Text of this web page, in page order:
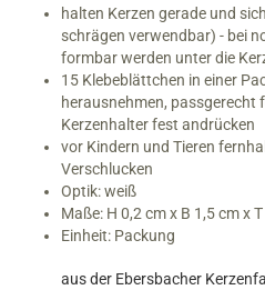
halten Kerzen gerade und
schrägen verwendbar) - bei
formbar werden unter die
15 Klebeblättchen in einer
herausnehmen, passgerecht
Kerzenhalter fest andrücken
vor Kindern und Tieren
Verschlucken
Optik: weiß
Maße: H 0,2 cm x B 1,5 cm x
Einheit: Packung
aus der Ebersbacher